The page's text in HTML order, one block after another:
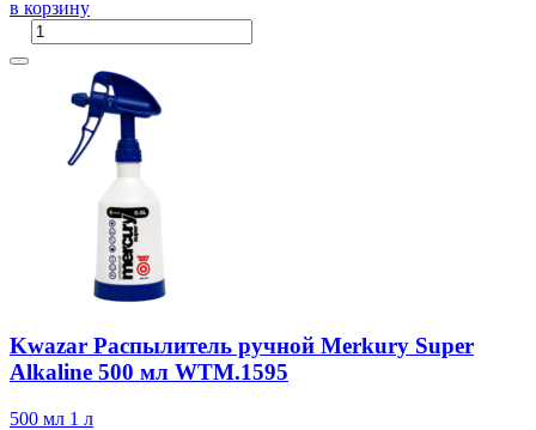
в корзину
Kwazar Распылитель ручной Merkury Super
Alkaline 500 мл WTM.1595
500 мл 1 л